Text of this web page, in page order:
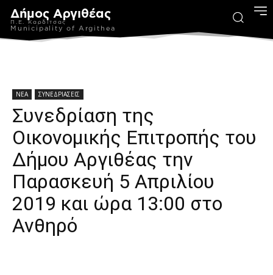
Δήμος Αργιθέας
Π.Ε. Καρδίτσας
Municipality of Argithea
ΝΕΑ ΣΥΝΕΔΡΙΑΣΕΙΣ
Συνεδρίαση της
Οικονομικής Επιτροπής του
Δήμου Αργιθέας την
Παρασκευή 5 Απριλίου
2019 και ώρα 13:00 στο
Ανθηρό